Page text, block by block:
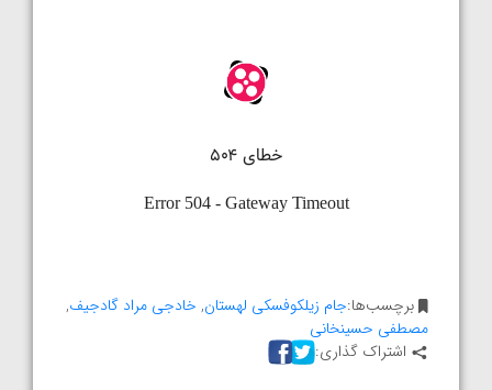
برچسب‌ها:جام زیلکوفسکی لهستان, خادجی مراد گادجیف,
مصطفی حسینخانی
اشتراک گذاری: